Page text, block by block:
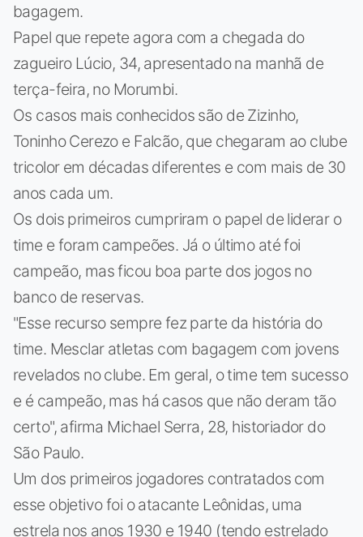
bagagem.
Papel que repete agora com a chegada do
zagueiro Lúcio, 34, apresentado na manhã de
terça-feira, no Morumbi.
Os casos mais conhecidos são de Zizinho,
Toninho Cerezo e Falcão, que chegaram ao clube
tricolor em décadas diferentes e com mais de 30
anos cada um.
Os dois primeiros cumpriram o papel de liderar o
time e foram campeões. Já o último até foi
campeão, mas ficou boa parte dos jogos no
banco de reservas.
"Esse recurso sempre fez parte da história do
time. Mesclar atletas com bagagem com jovens
revelados no clube. Em geral, o time tem sucesso
e é campeão, mas há casos que não deram tão
certo", afirma Michael Serra, 28, historiador do
São Paulo.
Um dos primeiros jogadores contratados com
esse objetivo foi o atacante Leônidas, uma
estrela nos anos 1930 e 1940 (tendo estrelado